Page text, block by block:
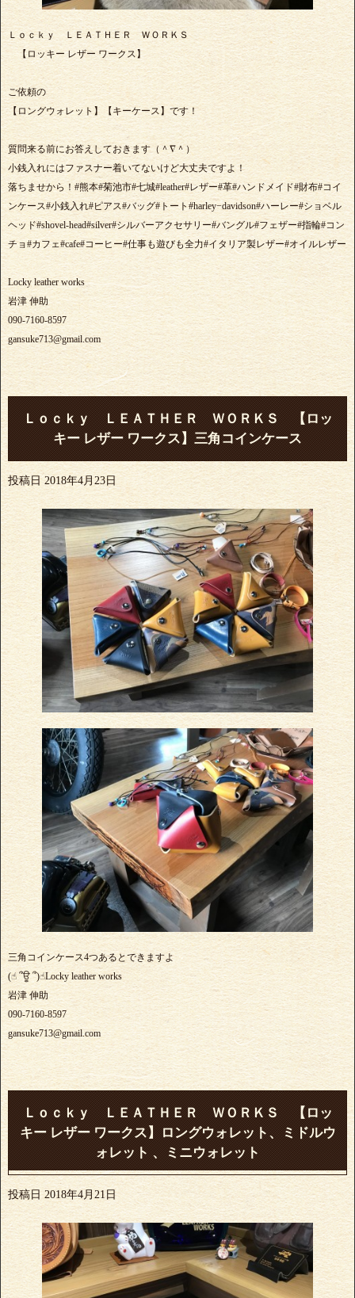
Ｌｏｃｋｙ ＬＥＡＴＨＥＲ ＷＯＲＫＳ
【ロッキー レザー ワークス】
ご依頼の
【ロングウォレット】【キーケース】です！
質問来る前にお答えしておきます（＾∇＾）
小銭入れにはファスナー着いてないけど大丈夫ですよ！
落ちませから！#熊本#菊池市#七城#leather#レザー#革#ハンドメイド#財布#コイ
ンケース#小銭入れ#ピアス#バッグ#トート#harley−davidson#ハーレー#ショベル
ヘッド#shovel-head#silver#シルバーアクセサリー#バングル#フェザー#指輪#コン
チョ#カフェ#cafe#コーヒー#仕事も遊びも全力#イタリア製レザー#オイルレザー
Locky leather works
岩津 伸助
090-7160-8597
gansuke713@gmail.com
Ｌｏｃｋｙ ＬＥＡＴＨＥＲ ＷＯＲＫＳ 【ロッ
キー レザー ワークス】三角コインケース
投稿日 2018年4月23日
三角コインケース4つあるとできますよ
(☝︎ ՞ਊ ՞)☝︎Locky leather works
岩津 伸助
090-7160-8597
gansuke713@gmail.com
Ｌｏｃｋｙ ＬＥＡＴＨＥＲ ＷＯＲＫＳ 【ロッ
キー レザー ワークス】ロングウォレット、ミドルウ
ォレット 、ミニウォレット
投稿日 2018年4月21日